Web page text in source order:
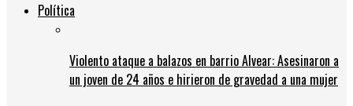
Política
Violento ataque a balazos en barrio Alvear: Asesinaron a
un joven de 24 años e hirieron de gravedad a una mujer